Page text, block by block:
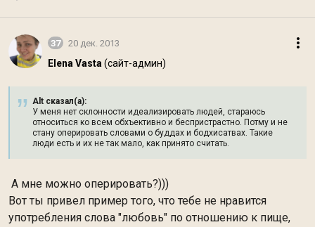
37 20 дек. 2013
Elena Vasta (сайт-админ)
Alt сказал(а):
У меня нет склонности идеализировать людей, стараюсь
относиться ко всем обхъективно и беспристрастно. Потму и не
стану оперировать словами о буддах и бодхисатвах. Такие
люди есть и их не так мало, как принято считать.
А мне можно оперировать?)))
Вот ты привел пример того, что тебе не нравится
употребления слова "любовь" по отношению к пище,